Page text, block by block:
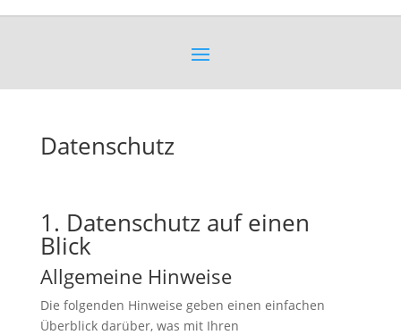
Datenschutz
1. Datenschutz auf einen
Blick
Allgemeine Hinweise
Die folgenden Hinweise geben einen einfachen
Überblick darüber, was mit Ihren